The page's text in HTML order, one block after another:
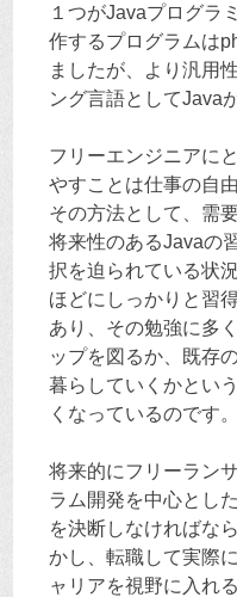
ス
キ
プ
１つがJavaプログラ
作するプログラムは
ましたが、より汎用
ング言語としてJava
フリーエンジニアに
やすことは仕事の自
その方法として、需
将来性のあるJavaの
択を迫られている状
ほどにしっかりと習
あり、その勉強に多
ップを図るか、既存
暮らしていくかとい
くなっているのです。
将来的にフリーラン
ラム開発を中心とし
を決断しなければな
かし、転職して実際
ャリアを視野に入れ